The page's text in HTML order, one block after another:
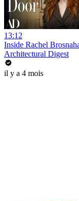
13:12
Inside Rachel
Architectural Digest
il y a 4 mois